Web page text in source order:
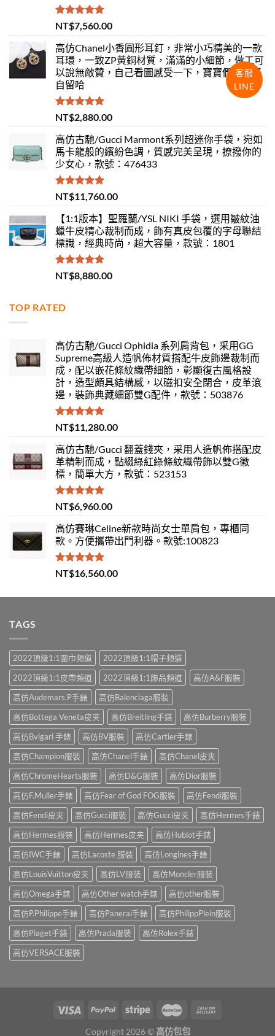
評分 5.00
滿分 5
NT$7,560.00
高仿Chanel小香圓形耳釘，非常小巧精美的一款
耳環，一致ZP黃銅材質，滿滿的小細節，做工可
以說無敵贊，自己看圖感受一下，寶寶們，抓緊
自留哈
評分 5.00
滿分 5
NT$2,880.00
高仿古馳/Gucci Marmont系列超迷你手袋，宛如
馬卡龍般的繽紛色調，質感完美呈現，撩撥你的
少女心，款號：476433
評分5.00
滿分 5
NT$11,760.00
【1:1版本】聖羅蘭/YSL NIKI 手袋，選用皺紋油
蠟牛皮精心裁制而成，飾有真皮包覆的字母聯結
標識，經典時尚，超大容量，款號：1801
評分 5.00
滿分 5
NT$8,880.00
TOP RATED
高仿古馳/Gucci Ophidia 系列肩背包，采用GG
Supreme高級人造帆佈材質搭配牛皮飾邊裁制而
成，配以嵌花條紋織帶細節，彰顯復古風格設
計，造型頗具結構感，以磁扣安全閉合，皮革滾
邊，裝飾典藏細節雙G配件，款號：503876
評分5.00
滿分 5
NT$11,280.00
高仿古馳/Gucci 翻蓋錢夾，采用人造帆佈搭配皮
革精制而成，點綴綠紅綠條紋織帶飾以雙G徽
標，簡單大方，款號：523153
評分 5.00
滿分 5
NT$6,960.00
高仿賽琳Celine新款時尚女士單肩包，專櫃同
款。方便攜帶出門利器。款號:100823
評分5.00
滿分 5
NT$16,560.00
TAGS
2022頂級1:1圍巾頻道
2022頂級1:1帽子頻道
2022頂級1:1皮帶頻道
2022頂級1:1飾品頻道
高仿A&F服裝
高仿Audemars.P手錶
高仿Balenciaga服裝
高仿Bottega Veneta皮夹
高仿Breitling手錶
高仿Burberry服裝
高仿Bvlgari 手錶
高仿BV服裝
高仿Cartier手錶
高仿Champion服裝
高仿Chanel手錶
高仿Chanel皮夹
高仿ChromeHearts服裝
高仿D&G服裝
高仿Dior服裝
高仿F.Muller手錶
高仿Fear of God FOG服裝
高仿Fendi服裝
高仿Fendi皮夹
高仿Gucci服裝 高仿Gucci皮夹
高仿Hermes手錶
高仿Hermes服裝
高仿Hermes皮夹
高仿Hublot手錶
高仿IWC手錶
高仿Lacoste 服裝
高仿Longines手錶
高仿LouisVuitton皮夹
高仿LV服裝
高仿Moncler服裝
高仿Omega手錶
高仿Other watch手錶
高仿other服裝
高仿P.Philippe手錶
高仿Panerai手錶
高仿PhilippPlein服裝
高仿Piaget手錶
高仿Prada服裝
高仿Rolex手錶
高仿VERSACE服裝
Copyright 2026 © 高仿包包
客服
LINE